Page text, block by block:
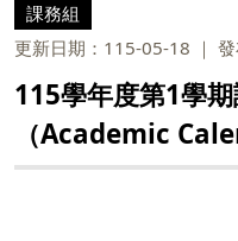
課務組
更新日期：115-05-18
115學年度第1學
（Academic